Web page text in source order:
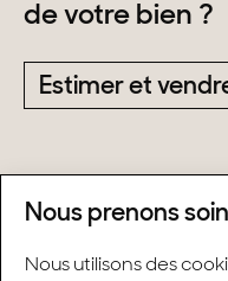
de votre bien ?
Estimer et
INSTAGRAM
Nous prenons
Nous utilisons des